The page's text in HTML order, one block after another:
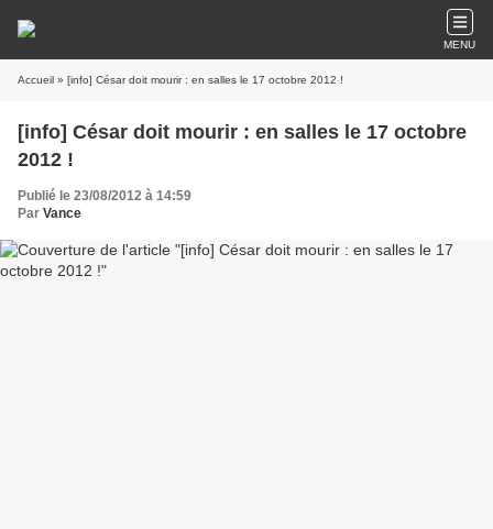
MENU
Accueil » [info] César doit mourir : en salles le 17 octobre 2012 !
[info] César doit mourir : en salles le 17 octobre
2012 !
Publié le 23/08/2012 à 14:59
Par Vance